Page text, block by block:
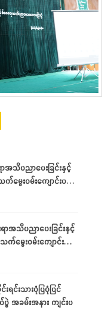
ာအသိပညာပေးခြင်းနှင့်
မွေးဝမ်းကျောင်းပညာ
စစ်စီမံခြင်းအစီအစဉ်
ရာအသိပညာပေးခြင်းနှင့်
က်မွေးဝမ်းကျောင်း
စစ်စီမံခြင်း
းရင်းသားပုံပြပုံပြင်
ပွဲ အခမ်းအနား ကျင်းပ